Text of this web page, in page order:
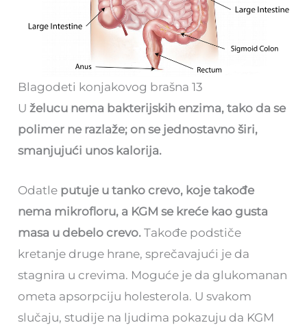
Blagodeti konjakovog brašna 13
Uželucu nema bakterijskih enzima, tako da se
polimer ne razlaže; on se jednostavno širi,
smanjujući unos kalorija.
Odatle putuje u tanko crevo, koje takođe
nema mikrofloru, a KGM se kreće kao gusta
masa u debelo crevo.Takođe podstiče
kretanje druge hrane, sprečavajući je da
stagnira u crevima. Moguće je da glukomanan
ometa apsorpciju holesterola. U svakom
slučaju, studije na ljudima pokazuju da KGM